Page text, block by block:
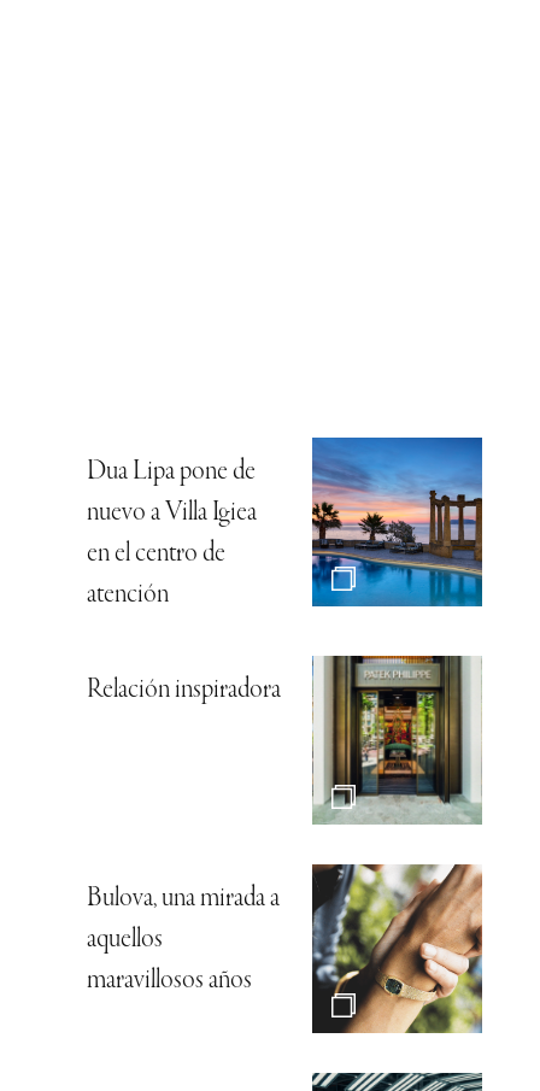
Dua Lipa pone de
nuevo a Villa Igiea
en el centro de
atención
Relación inspiradora
Bulova, una mirada a
aquellos
maravillosos años